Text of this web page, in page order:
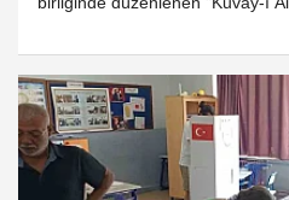
temsilcilerini bir araya getirdi.
İnşa Etmektir" temasıyla
kurumunun karşı karşıya
tehditler ele alınırken, aileyi
önerileri de kapsamlı şekilde